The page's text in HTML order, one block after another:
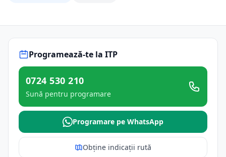
Programează-te la ITP
0724 530 210
Sună pentru programare
Programare pe WhatsApp
Obține indicații rută